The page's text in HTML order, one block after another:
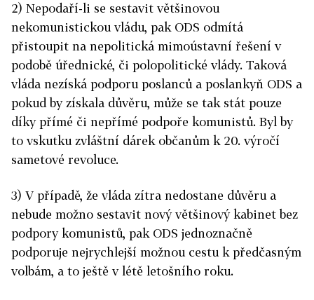
2) Nepodaří-li se sestavit většinovou
nekomunistickou vládu, pak ODS odmítá
přistoupit na nepolitická mimoústavní řešení v
podobě úřednické, či polopolitické vlády. Taková
vláda nezíská podporu poslanců a poslankyň ODS a
pokud by získala důvěru, může se tak stát pouze
díky přímé či nepřímé podpoře komunistů. Byl by
to vskutku zvláštní dárek občanům k 20. výročí
sametové revoluce.
3) V případě, že vláda zítra nedostane důvěru a
nebude možno sestavit nový většinový kabinet bez
podpory komunistů, pak ODS jednoznačně
podporuje nejrychlejší možnou cestu k předčasným
volbám, a to ještě v létě letošního roku.